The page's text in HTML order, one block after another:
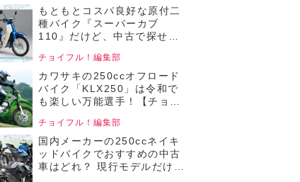
もともとコスパ良好な原付二
種バイク『スーパーカブ
110』だけど、中古で探せば
レジャーまで、便利で楽しい
頼れる相棒！【チョイフル！
おすすめの中古バイク価格リ
サーチ／2025年5月版】
チョイフル！編集部
カワサキの250ccオフロード
バイク「KLX250」は令和で
も楽しい万能選手！【チョイ
書／Kawasaki
KLX250（2008～2016）】
チョイフル！編集部
国内メーカーの250ccネイキ
ッドバイクでおすすめの中古
車はどれ？ 現行モデルだけど